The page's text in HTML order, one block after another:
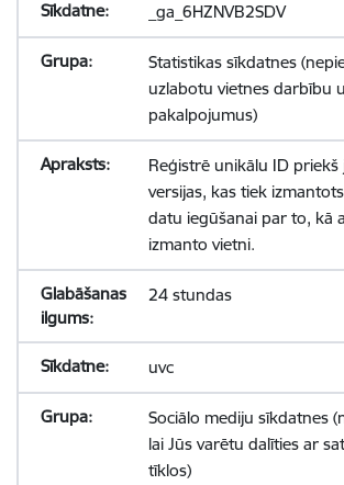
_ga_6HZNVB2SDV
Statistikas sīkdatnes
uzlabotu vietnes darbību
pakalpojumus)
Reģistrē unikālu ID priekš
versijas, kas tiek
datu iegūšanai par to, kā
izmanto vietni.
24 stundas
uvc
Sociālo mediju sīkdatnes
lai Jūs varētu dalīties ar
tīklos)